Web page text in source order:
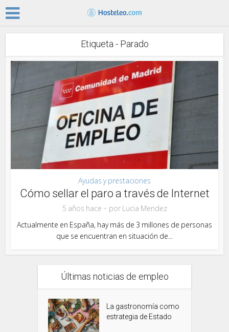
Etiqueta - Parado
Ayudas y prestaciones
Cómo sellar el paro a través de Internet
5 años hace por Lucia Mendez
Actualmente en España, hay más de 3 millones de personas
que se encuentran en situación de...
Últimas noticias de empleo
La gastronomía como
estrategia de Estado